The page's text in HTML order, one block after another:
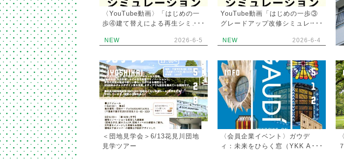
〈YouTube動画〉「はじめの一
歩④建て替えによる再生シミュ
NEW 2026-6-5
YouTube動画「はじめの一歩③
グレードアップ改修シミュレー
NEW 2026-6-4
JYOSHIKAI
5
2
8
＜団地見学会＞6/13花見川団地
見学ツアー
INFO
5
1
2
〈会員企業イベント〉ガウデ
ィ：未来をひらく窓（YKK AP